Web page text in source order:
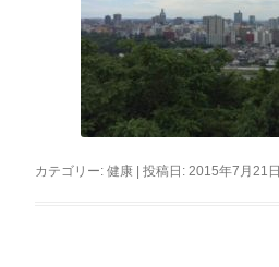
カテゴリー:健康 | 投稿日:2015年7月21日